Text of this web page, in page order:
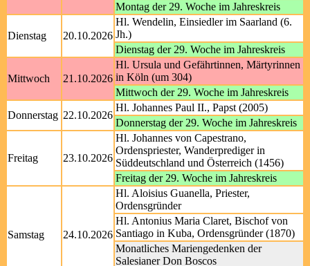
Montag der 29. Woche im Jahreskreis
Dienstag 20.10.2026
Hl. Wendelin, Einsiedler im Saarland (6.
Jh.)
Dienstag der 29. Woche im Jahreskreis
Mittwoch 21.10.2026
Hl. Ursula und Gefährtinnen, Märtyrinnen
in Köln (um 304)
Mittwoch der 29. Woche im Jahreskreis
Donnerstag 22.10.2026
Hl. Johannes Paul II., Papst (2005)
Donnerstag der 29. Woche im Jahreskreis
Freitag 23.10.2026
Hl. Johannes von Capestrano,
Ordenspriester, Wanderprediger in
Süddeutschland und Österreich (1456)
Freitag der 29. Woche im Jahreskreis
Samstag 24.10.2026
Hl. Aloisius Guanella, Priester,
Ordensgründer
Hl. Antonius Maria Claret, Bischof von
Santiago in Kuba, Ordensgründer (1870)
Monatliches Mariengedenken der
Salesianer Don Boscos